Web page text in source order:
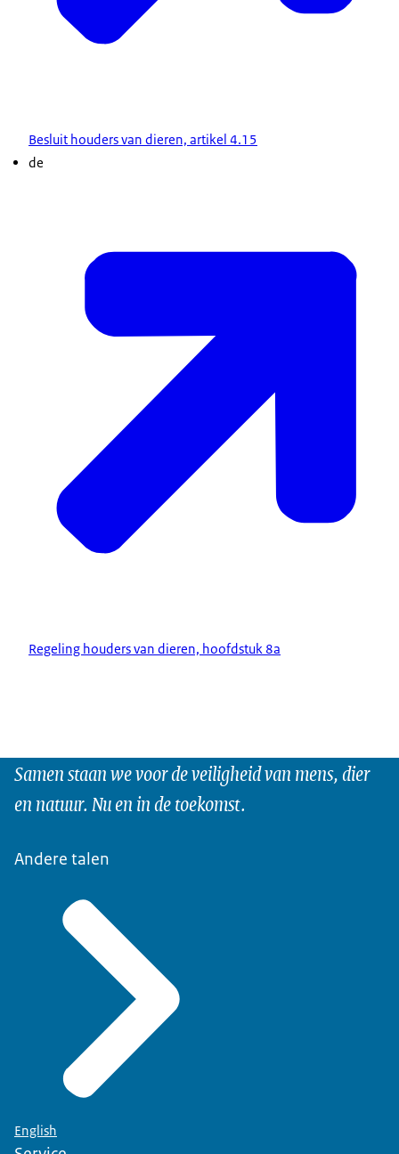
Besluit houders van dieren, artikel 4.15
de
Regeling houders van dieren, hoofdstuk 8a
Samen staan we voor de veiligheid van mens, dier
en natuur. Nu en in de toekomst.
Andere talen
English